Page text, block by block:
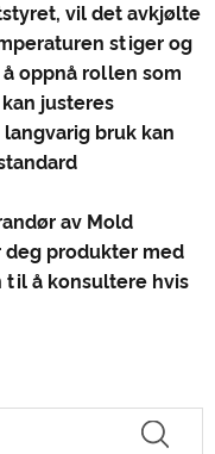
vil det avkjølte
stiger og
oppnå rollen som
justeres
bruk kan
av Mold
deg produkter med
til å konsultere hvis